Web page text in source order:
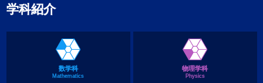
学科紹介
数学科
Mathematics
物理学科
Physics